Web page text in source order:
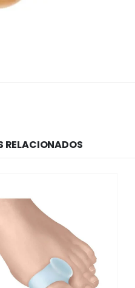
RELACIONADOS